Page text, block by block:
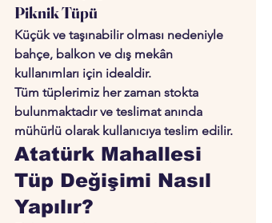
Piknik Tüpü
Küçük ve taşınabilir olması nedeniyle
bahçe, balkon ve dış mekân
kullanımları için idealdir.
Tüm tüplerimiz her zaman stokta
bulunmaktadır ve teslimat anında
mühürlü olarak kullanıcıya teslim edilir.
Atatürk Mahallesi
Tüp Değişimi Nasıl
Yapılır?